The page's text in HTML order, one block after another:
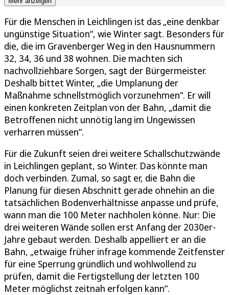
Für die Menschen in Leichlingen ist das „eine denkbar
ungünstige Situation“, wie Winter sagt. Besonders für
die, die im Gravenberger Weg in den Hausnummern
32, 34, 36 und 38 wohnen. Die machten sich
nachvollziehbare Sorgen, sagt der Bürgermeister.
Deshalb bittet Winter, „die Umplanung der
Maßnahme schnellstmöglich vorzunehmen“. Er will
einen konkreten Zeitplan von der Bahn, „damit die
Betroffenen nicht unnötig lang im Ungewissen
verharren müssen“.
Für die Zukunft seien drei weitere Schallschutzwände
in Leichlingen geplant, so Winter. Das könnte man
doch verbinden. Zumal, so sagt er, die Bahn die
Planung für diesen Abschnitt gerade ohnehin an die
tatsächlichen Bodenverhältnisse anpasse und prüfe,
wann man die 100 Meter nachholen könne. Nur: Die
drei weiteren Wände sollen erst Anfang der 2030er-
Jahre gebaut werden. Deshalb appelliert er an die
Bahn, „etwaige früher infrage kommende Zeitfenster
für eine Sperrung gründlich und wohlwollend zu
prüfen, damit die Fertigstellung der letzten 100
Meter möglichst zeitnah erfolgen kann“.